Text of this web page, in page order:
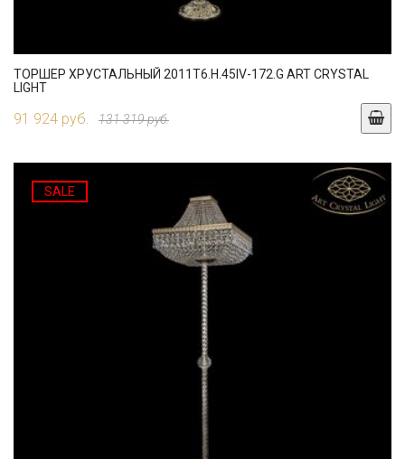
ТОРШЕР ХРУСТАЛЬНЫЙ 2011T6.H.45IV-172.G ART CRYSTAL
LIGHT
91 924 руб. 131 319 руб.
SALE